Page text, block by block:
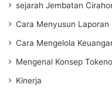
sejarah Jembatan
Cara Menyusun Laporan
Cara Mengelola
Mengenal Konsep
Kinerja